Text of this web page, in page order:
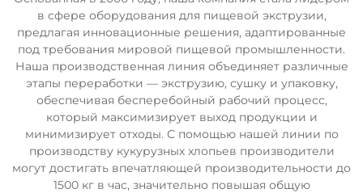
в сфере оборудования для пищевой экструзии,
предлагая инновационные решения, адаптированные
под требования мировой пищевой промышленности.
Наша производственная линия объединяет различные
этапы переработки — экструзию, сушку и упаковку,
обеспечивая бесперебойный рабочий процесс,
который максимизирует выход продукции и
минимизирует отходы. С помощью нашей линии по
производству кукурузных хлопьев производители
могут достигать впечатляющей производительности до
1500 кг в час, значительно повышая общую